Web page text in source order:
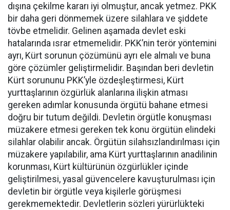
dışına çekilme kararı iyi olmuştur, ancak yetmez. PKK
bir daha geri dönmemek üzere silahlara ve şiddete
tövbe etmelidir. Gelinen aşamada devlet eski
hatalarında ısrar etmemelidir. PKK’nin terör yöntemini
ayrı, Kürt sorunun çözümünü ayrı ele almalı ve buna
göre çözümler geliştirmelidir. Başından beri devletin
Kürt sorununu PKK’yle özdeşleştirmesi, Kürt
yurttaşlarının özgürlük alanlarına ilişkin atması
gereken adımlar konusunda örgütü bahane etmesi
doğru bir tutum değildi. Devletin örgütle konuşması
müzakere etmesi gereken tek konu örgütün elindeki
silahlar olabilir ancak. Örgütün silahsızlandırılması için
müzakere yapılabilir, ama Kürt yurttaşlarının anadilinin
korunması, Kürt kültürünün özgürlükler içinde
geliştirilmesi, yasal güvencelere kavuşturulması için
devletin bir örgütle veya kişilerle görüşmesi
gerekmemektedir. Devletlerin sözleri yürürlükteki